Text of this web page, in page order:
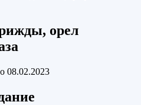
орел
08.02.2023